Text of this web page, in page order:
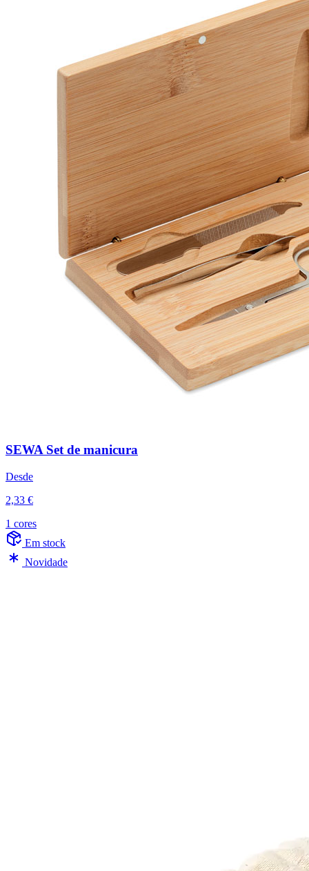
SEWA Set de manicura
Desde
2,33 €
1 cores
Em stock
Novidade